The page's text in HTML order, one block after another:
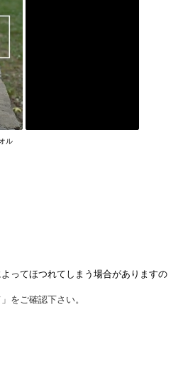
ル
ってほつれてしまう場合がありますの
をご確認下さい。